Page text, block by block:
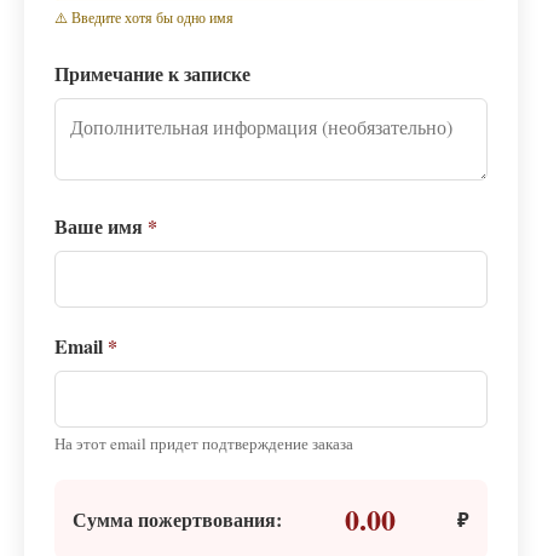
⚠️ Введите хотя бы одно имя
Примечание к записке
Ваше имя *
Email *
На этот email придет подтверждение заказа
Сумма пожертвования: 0.00 ₽